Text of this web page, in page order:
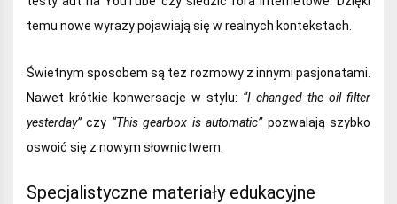
temu nowe wyrazy pojawiają się w realnych kontekstach.
Świetnym sposobem są też rozmowy z innymi pasjonatami.
Nawet krótkie konwersacje w stylu: “I changed the oil filter
yesterday”czy “This gearbox is automatic”pozwalają szybko
oswoić się z nowym słownictwem.
Specjalistyczne materiały edukacyjne